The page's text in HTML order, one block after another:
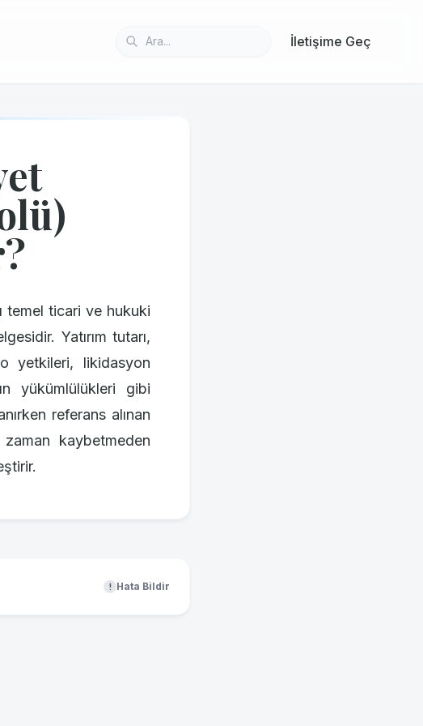
İletişime Geç
temel ticari ve hukuki
Yatırım tutarı,
yetkileri, likidasyon
yükümlülükleri gibi
referans alınan
kaybetmeden
! Hata Bildir